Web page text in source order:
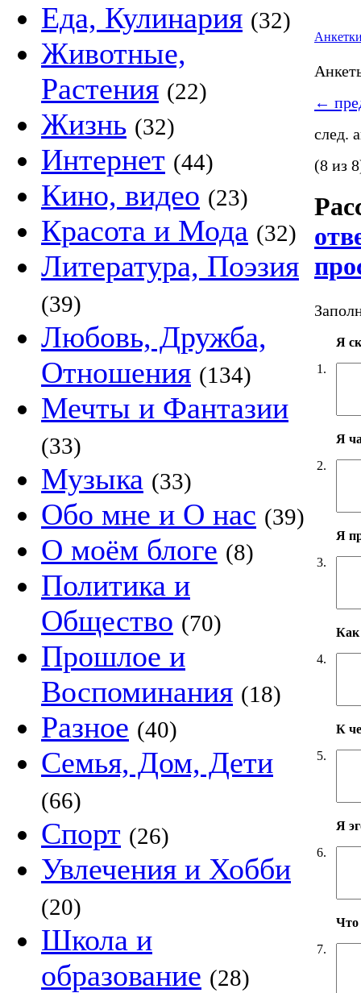
Еда, Кулинария (32)
Животные,
Растения (22)
Жизнь (32)
Интернет (44)
Кино, видео (23)
Красота и Мода (32)
Литература, Поэзия
(39)
Любовь, Дружба,
Отношения (134)
Мечты и Фантазии
(33)
Музыка (33)
Обо мне и О нас (39)
О моём блоге (8)
Политика и
Общество (70)
Прошлое и
Воспоминания (18)
Разное (40)
Семья, Дом, Дети
(66)
Спорт (26)
Увлечения и Хобби
(20)
Школа и
образование (28)
←
след.
(8 из
1.
Я
2.
Я
3.
Я
4.
Как
5.
К
6.
Я
7.
Что